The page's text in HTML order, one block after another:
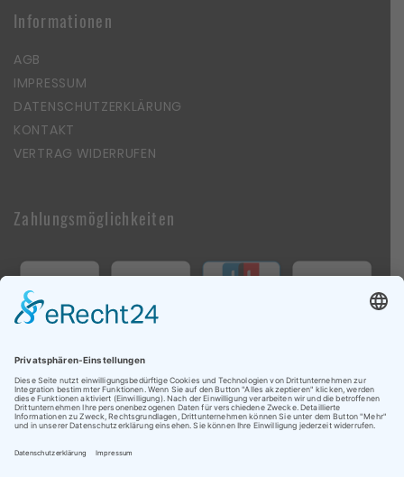
Informationen
AGB
IMPRESSUM
DATENSCHUTZERKLÄRUNG
KONTAKT
VERTRAG WIDERRUFEN
Zahlungsmöglichkeiten